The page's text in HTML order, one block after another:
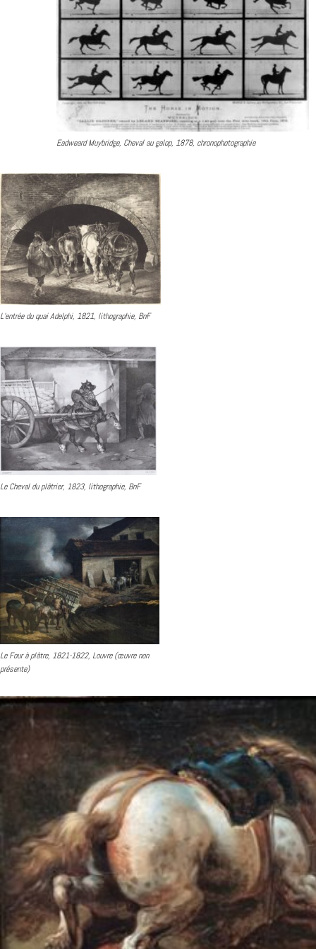
Eadweard Muybridge, Cheval au galop, 1878, chronophotographie
L’entrée du quai Adelphi, 1821, lithographie, BnF
Le Cheval du plâtrier, 1823, lithographie, BnF
Le Four à plâtre, 1821-1822, Louvre (œuvre non
présente)